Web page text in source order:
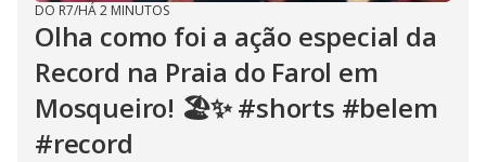
DO R7/HÁ 2 MINUTOS
Olha como foi a ação especial da
Record na Praia do Farol em
Mosqueiro! 🏖️✨ #shorts #belem
#record